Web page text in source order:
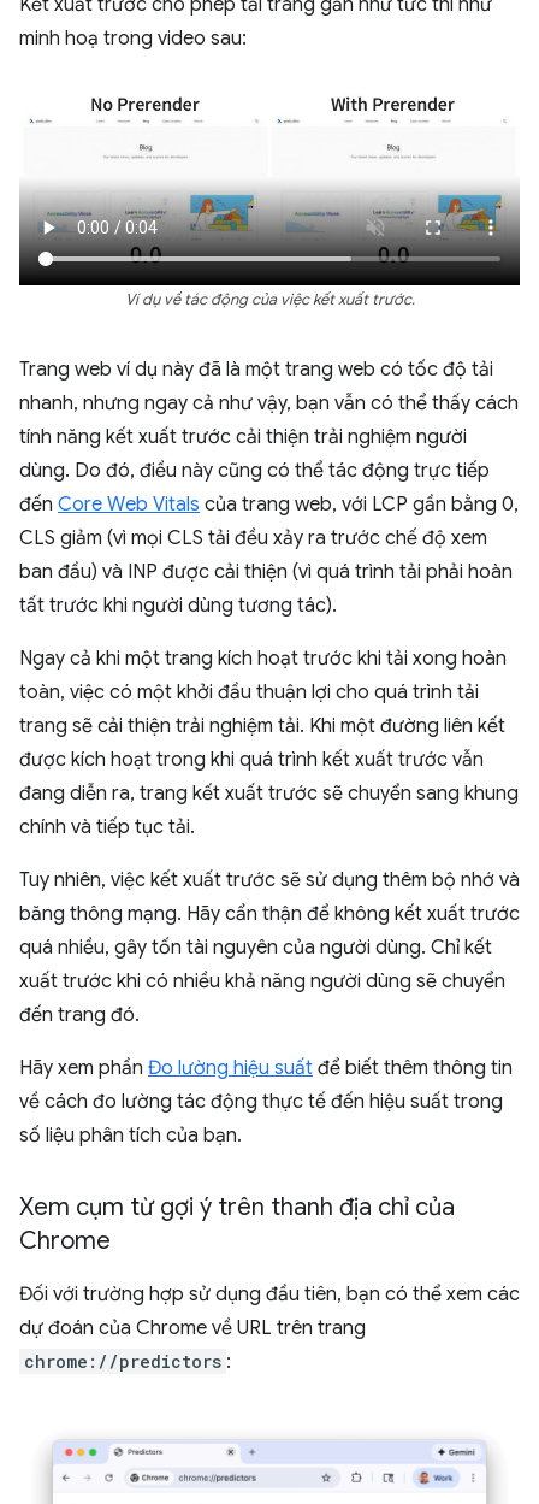
Kết xuất trước cho phép tải trang gần như tức thì như
minh hoạ trong video sau:
Ví dụ về tác động của việc kết xuất trước.
Trang web ví dụ này đã là một trang web có tốc độ tải
nhanh, nhưng ngay cả như vậy, bạn vẫn có thể thấy cách
tính năng kết xuất trước cải thiện trải nghiệm người
dùng. Do đó, điều này cũng có thể tác động trực tiếp
đến Core Web Vitals của trang web, với LCP gần bằng 0,
CLS giảm (vì mọi CLS tải đều xảy ra trước chế độ xem
ban đầu) và INP được cải thiện (vì quá trình tải phải hoàn
tất trước khi người dùng tương tác).
Ngay cả khi một trang kích hoạt trước khi tải xong hoàn
toàn, việc có một khởi đầu thuận lợi cho quá trình tải
trang sẽ cải thiện trải nghiệm tải. Khi một đường liên kết
được kích hoạt trong khi quá trình kết xuất trước vẫn
đang diễn ra, trang kết xuất trước sẽ chuyển sang khung
chính và tiếp tục tải.
Tuy nhiên, việc kết xuất trước sẽ sử dụng thêm bộ nhớ và
băng thông mạng. Hãy cẩn thận để không kết xuất trước
quá nhiều, gây tốn tài nguyên của người dùng. Chỉ kết
xuất trước khi có nhiều khả năng người dùng sẽ chuyển
đến trang đó.
Hãy xem phần Đo lường hiệu suất để biết thêm thông tin
về cách đo lường tác động thực tế đến hiệu suất trong
số liệu phân tích của bạn.
Xem cụm từ gợi ý trên thanh địa chỉ của
Chrome
Đối với trường hợp sử dụng đầu tiên, bạn có thể xem các
dự đoán của Chrome về URL trên trang
chrome://predictors :